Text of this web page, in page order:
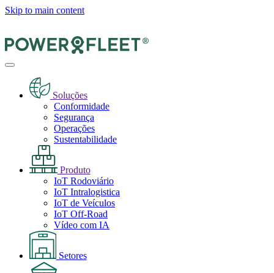
Skip to main content
Soluções
Conformidade
Segurança
Operações
Sustentabilidade
Produto
IoT Rodoviário
IoT Intralogistica
IoT de Veículos
IoT Off-Road
Vídeo com IA
Setores